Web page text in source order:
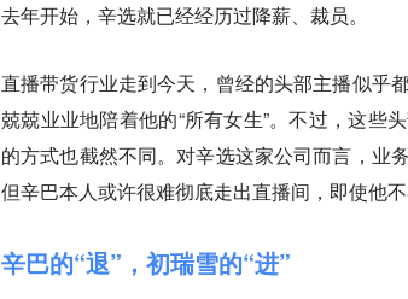
去年开始，辛选就已经经历过降薪、裁员。
直播带货行业走到今天，曾经的头部主播似乎
兢兢业业地陪着他的“所有女生”。不过，这些
的方式也截然不同。对辛选这家公司而言，业
但辛巴本人或许很难彻底走出直播间，即使他
辛巴的“退”，初瑞雪的“进”